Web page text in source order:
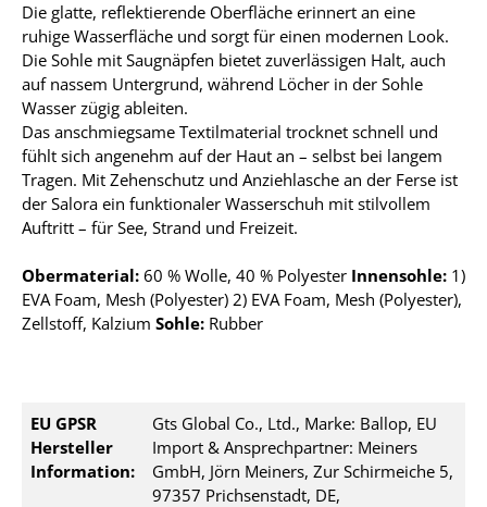
Die glatte, reflektierende Oberfläche erinnert an eine
ruhige Wasserfläche und sorgt für einen modernen Look.
Die Sohle mit Saugnäpfen bietet zuverlässigen Halt, auch
auf nassem Untergrund, während Löcher in der Sohle
Wasser zügig ableiten.
Das anschmiegsame Textilmaterial trocknet schnell und
fühlt sich angenehm auf der Haut an – selbst bei langem
Tragen. Mit Zehenschutz und Anziehlasche an der Ferse ist
der Salora ein funktionaler Wasserschuh mit stilvollem
Auftritt – für See, Strand und Freizeit.
Obermaterial: 60 % Wolle, 40 % Polyester Innensohle: 1)
EVA Foam, Mesh (Polyester) 2) EVA Foam, Mesh (Polyester),
Zellstoff, Kalzium Sohle: Rubber
EU GPSR
Hersteller
Information:
Gts Global Co., Ltd., Marke: Ballop, EU
Import & Ansprechpartner: Meiners
GmbH, Jörn Meiners, Zur Schirmeiche 5,
97357 Prichsenstadt, DE,